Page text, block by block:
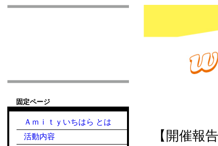
【開催報
固定ページ
Ａｍｉｔｙいちはら とは
活動内容